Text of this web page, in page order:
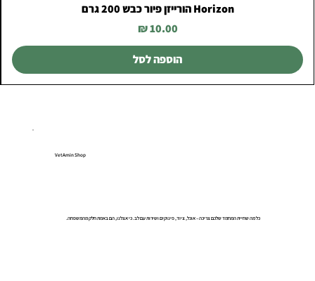
Horizon הורייזן פיור כבש 200 גרם
מחיר
הוספה לסל
VetAmin Shop
כל מה שחיית המחמד שלכם צריכה – אוכל, ציוד, פינוקים ושירות עם לב. כי אצלנו, הם באמת חלק מהמשפחה.